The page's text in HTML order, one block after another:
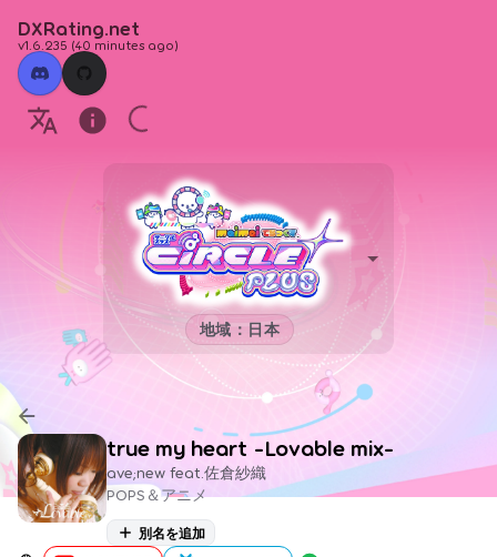
DXRating.net
v1.6.235 (40 minutes ago)
地域：日本
true my heart -Lovable mix-
ave;new feat.佐倉紗織
POPS＆アニメ
別名を追加